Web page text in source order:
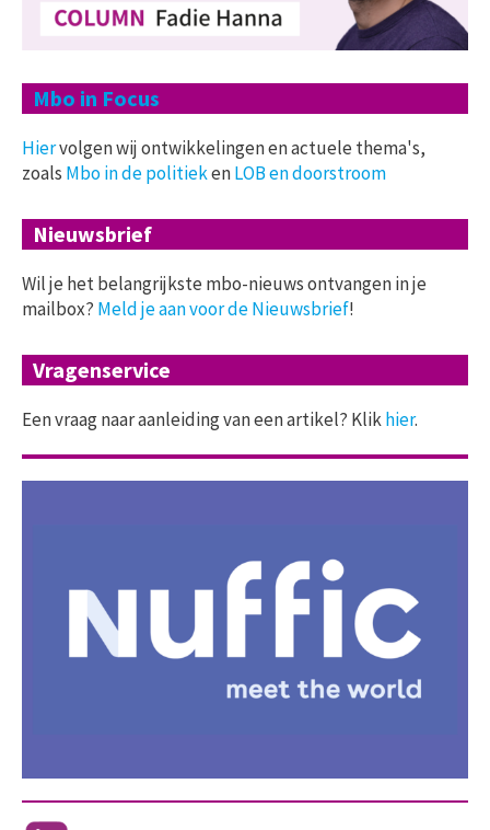
Mbo in Focus
Hiervolgen wij ontwikkelingen en actuele thema's,
zoals Mbo in de politiekenLOB en doorstroom
Nieuwsbrief
Wil je het belangrijkste mbo-nieuws ontvangen in je
mailbox? Meld je aan voor de Nieuwsbrief!
Vragenservice
Een vraag naar aanleiding van een artikel? Klikhier.